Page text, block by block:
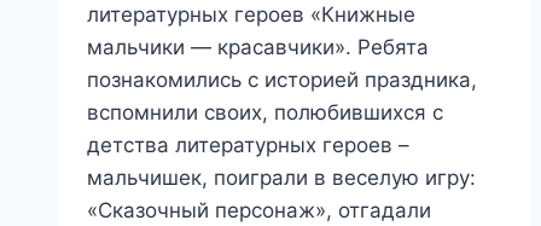
литературных героев «Книжные
мальчики — красавчики». Ребята
познакомились с историей праздника,
вспомнили своих, полюбившихся с
детства литературных героев –
мальчишек, поиграли в веселую игру:
«Сказочный персонаж», отгадали